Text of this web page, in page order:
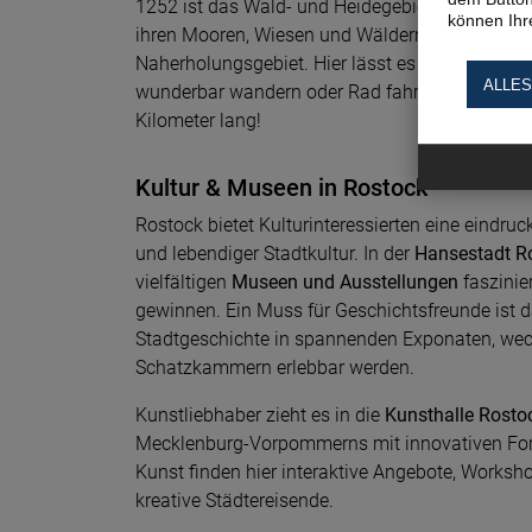
1252 ist das Wald- und Heidegebiet im Besitz
ihren Mooren, Wiesen und Wäldern ist sie ein
Naherholungsgebiet. Hier lässt es sich während
wunderbar wandern oder Rad fahren. Alleine
Kilometer lang!
Kultur & Museen in Rostock
Rostock bietet Kulturinteressierten eine
und lebendiger Stadtkultur. In der Hansestadt
vielfältigen Museen und Ausstellungen
gewinnen. Ein Muss für Geschichtsfreunde ist
Stadtgeschichte in spannenden Exponaten,
Schatzkammern erlebbar werden.
Kunstliebhaber zieht es in die Kunsthalle
Mecklenburg-Vorpommerns mit innovativen
Kunst finden hier interaktive Angebote,
kreative Städtereisende.
können